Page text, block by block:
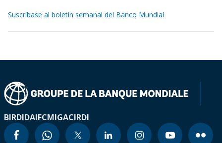
Suscríbase al boletín semanal del Banco Mundial
BIRDIDAIFCMIGACIRDI